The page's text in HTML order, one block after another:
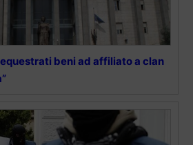
beni ad affiliato a clan